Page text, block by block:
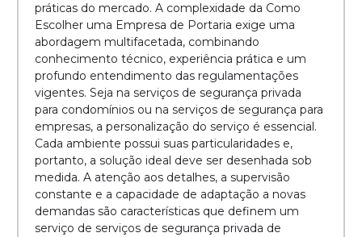
práticas do mercado. A complexidade da Como
Escolher uma Empresa de Portaria exige uma
abordagem multifacetada, combinando
conhecimento técnico, experiência prática e um
profundo entendimento das regulamentações
vigentes. Seja na serviços de segurança privada
para condomínios ou na serviços de segurança para
empresas, a personalização do serviço é essencial.
Cada ambiente possui suas particularidades e,
portanto, a solução ideal deve ser desenhada sob
medida. A atenção aos detalhes, a supervisão
constante e a capacidade de adaptação a novas
demandas são características que definem um
serviço de serviços de segurança privada de